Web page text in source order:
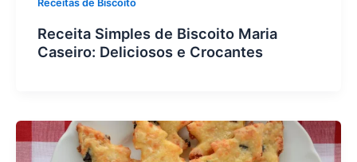
Receitas de Biscoito
Receita Simples de Biscoito Maria
Caseiro: Deliciosos e Crocantes